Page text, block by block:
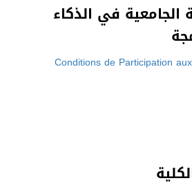
الجامعية في الذكاء
Conditions de Participation